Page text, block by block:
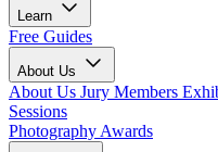
Learn
Free Guides
About Us
About Us Jury Members
Sessions
Photography Awards